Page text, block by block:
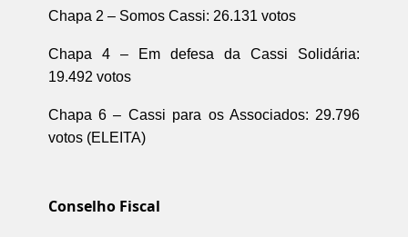
Chapa 2 – Somos Cassi: 26.131 votos
Chapa 4 – Em defesa da Cassi Solidária:
19.492 votos
Chapa 6 – Cassi para os Associados: 29.796
votos (ELEITA)
Conselho Fiscal